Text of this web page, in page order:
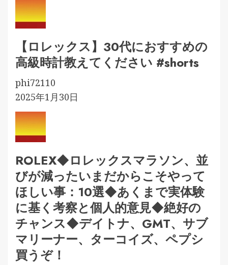
【ロレックス】30代におすすめの
高級時計教えてください #shorts
phi72110
2025年1月30日
ROLEX◆ロレックスマラソン、並
びが減ったいまだからこそやって
ほしい事：10選◆あくまで実体験
に基く考察と個人的意見◆絶好の
チャンス◆デイトナ、GMT、サブ
マリーナー、ターコイズ、ペプシ
買うぞ！